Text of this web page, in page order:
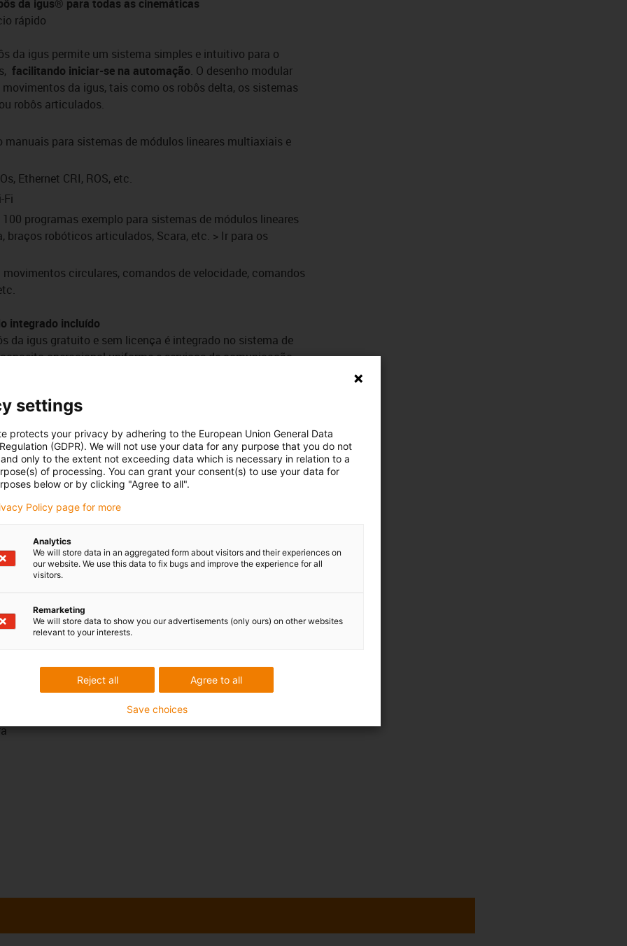
da igus® para todas as cinemáticas
rápido
da igus permite um sistema simples e intuitivo para o
facilitando iniciar-se na automação. O desenho modular
da igus, tais como os robôs delta, os sistemas
robôs articulados.
manuais para sistemas de módulos lineares multiaxiais e
Ethernet CRI, ROS, etc.
Fi
100 programas exemplo para sistemas de módulos lineares
robóticos articulados, Scara, etc. > Ir para os
movimentos circulares, comandos de velocidade, comandos
integrado incluído
da igus gratuito e sem licença é integrado no sistema de
operacional uniforme e serviços de comunicação
do sistema. Isto significa
mais rápida
cinemática no software da igus®
para todos os sistemas lineares individuais da igus®,
3D
de controlo para robôs?
de alimentação, botão de paragem de emergência e
com fonte de alimentação e botão de paragem de
da versão de perfil DIN.
settings
protects your privacy by adhering to the European Union General Data
(GDPR). We will not use your data for any purpose that you do not
only to the extent not exceeding data which is necessary in relation to a
of processing. You can grant your consent(s) to use your data for
below or by clicking "Agree to all".
Policy page for more
Analytics
We will store data in an aggregated form about visitors and their experiences on
our website. We use this data to fix bugs and improve the experience for all
visitors.
Remarketing
We will store data to show you our advertisements (only ours) on other websites
relevant to your interests.
Agree to all
Reject all
Save choices